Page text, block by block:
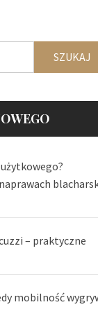
– praktyczne
mobilność